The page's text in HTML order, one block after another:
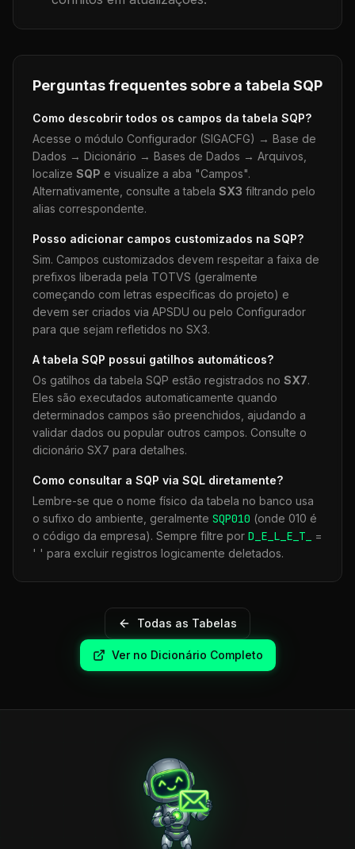
Perguntas frequentes sobre a tabela SQP
Como descobrir todos os campos da tabela SQP?
Acesse o módulo Configurador (SIGACFG) → Base de
Dados → Dicionário → Bases de Dados → Arquivos,
localize SQP e visualize a aba "Campos".
Alternativamente, consulte a tabela SX3 filtrando pelo
alias correspondente.
Posso adicionar campos customizados na SQP?
Sim. Campos customizados devem respeitar a faixa de
prefixos liberada pela TOTVS (geralmente
começando com letras específicas do projeto) e
devem ser criados via APSDU ou pelo Configurador
para que sejam refletidos no SX3.
A tabela SQP possui gatilhos automáticos?
Os gatilhos da tabela SQP estão registrados no SX7.
Eles são executados automaticamente quando
determinados campos são preenchidos, ajudando a
validar dados ou popular outros campos. Consulte o
dicionário SX7 para detalhes.
Como consultar a SQP via SQL diretamente?
Lembre-se que o nome físico da tabela no banco usa
o sufixo do ambiente, geralmente SQP010 (onde 010 é
o código da empresa). Sempre filtre por D_E_L_E_T_
=
' ' para excluir registros logicamente deletados.
Todas as Tabelas
Ver no Dicionário Completo